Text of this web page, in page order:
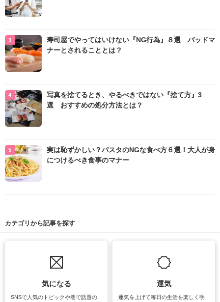
寿司屋でやってはいけない『NG行為』８選 バッドマ
ナーとされることとは？
写真を捨てるとき、やるべきではない『捨て方』3
選 おすすめの処分方法とは？
実は恥ずかしい？パスタのNGな食べ方６選！大人が身
につけるべき食事のマナー
カテゴリから記事を探す
気になる
SNSで人気のトピックや巷で話題の
運気
運気を上げて毎日の生活を楽しく明